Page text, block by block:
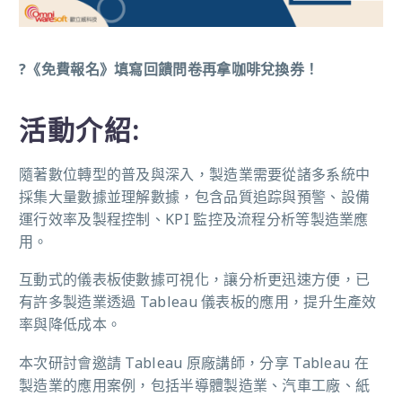
?《免費報名》填寫回饋問卷再拿咖啡兌換券！
活動介紹:
隨著數位轉型的普及與深入，製造業需要從諸多系統中
採集大量數據並理解數據，包含品質追踪與預警、設備
運行效率及製程控制、KPI 監控及流程分析等製造業應
用。
互動式的儀表板使數據可視化，讓分析更迅速方便，已
有許多製造業透過 Tableau 儀表板的應用，提升生產效
率與降低成本。
本次研討會邀請 Tableau 原廠講師，分享 Tableau 在
製造業的應用案例，包括半導體製造業、汽車工廠、紙